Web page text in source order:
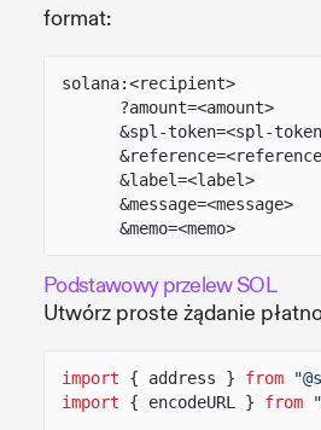
format:
solana:<recipient>
?amount=<amount>
&spl-token=<spl-
&label=<label>
&message=<message>
&memo=<memo>
Podstawowy przelew SOL
Utwórz proste żądanie
import { address } from
import
{ encodeURL } from